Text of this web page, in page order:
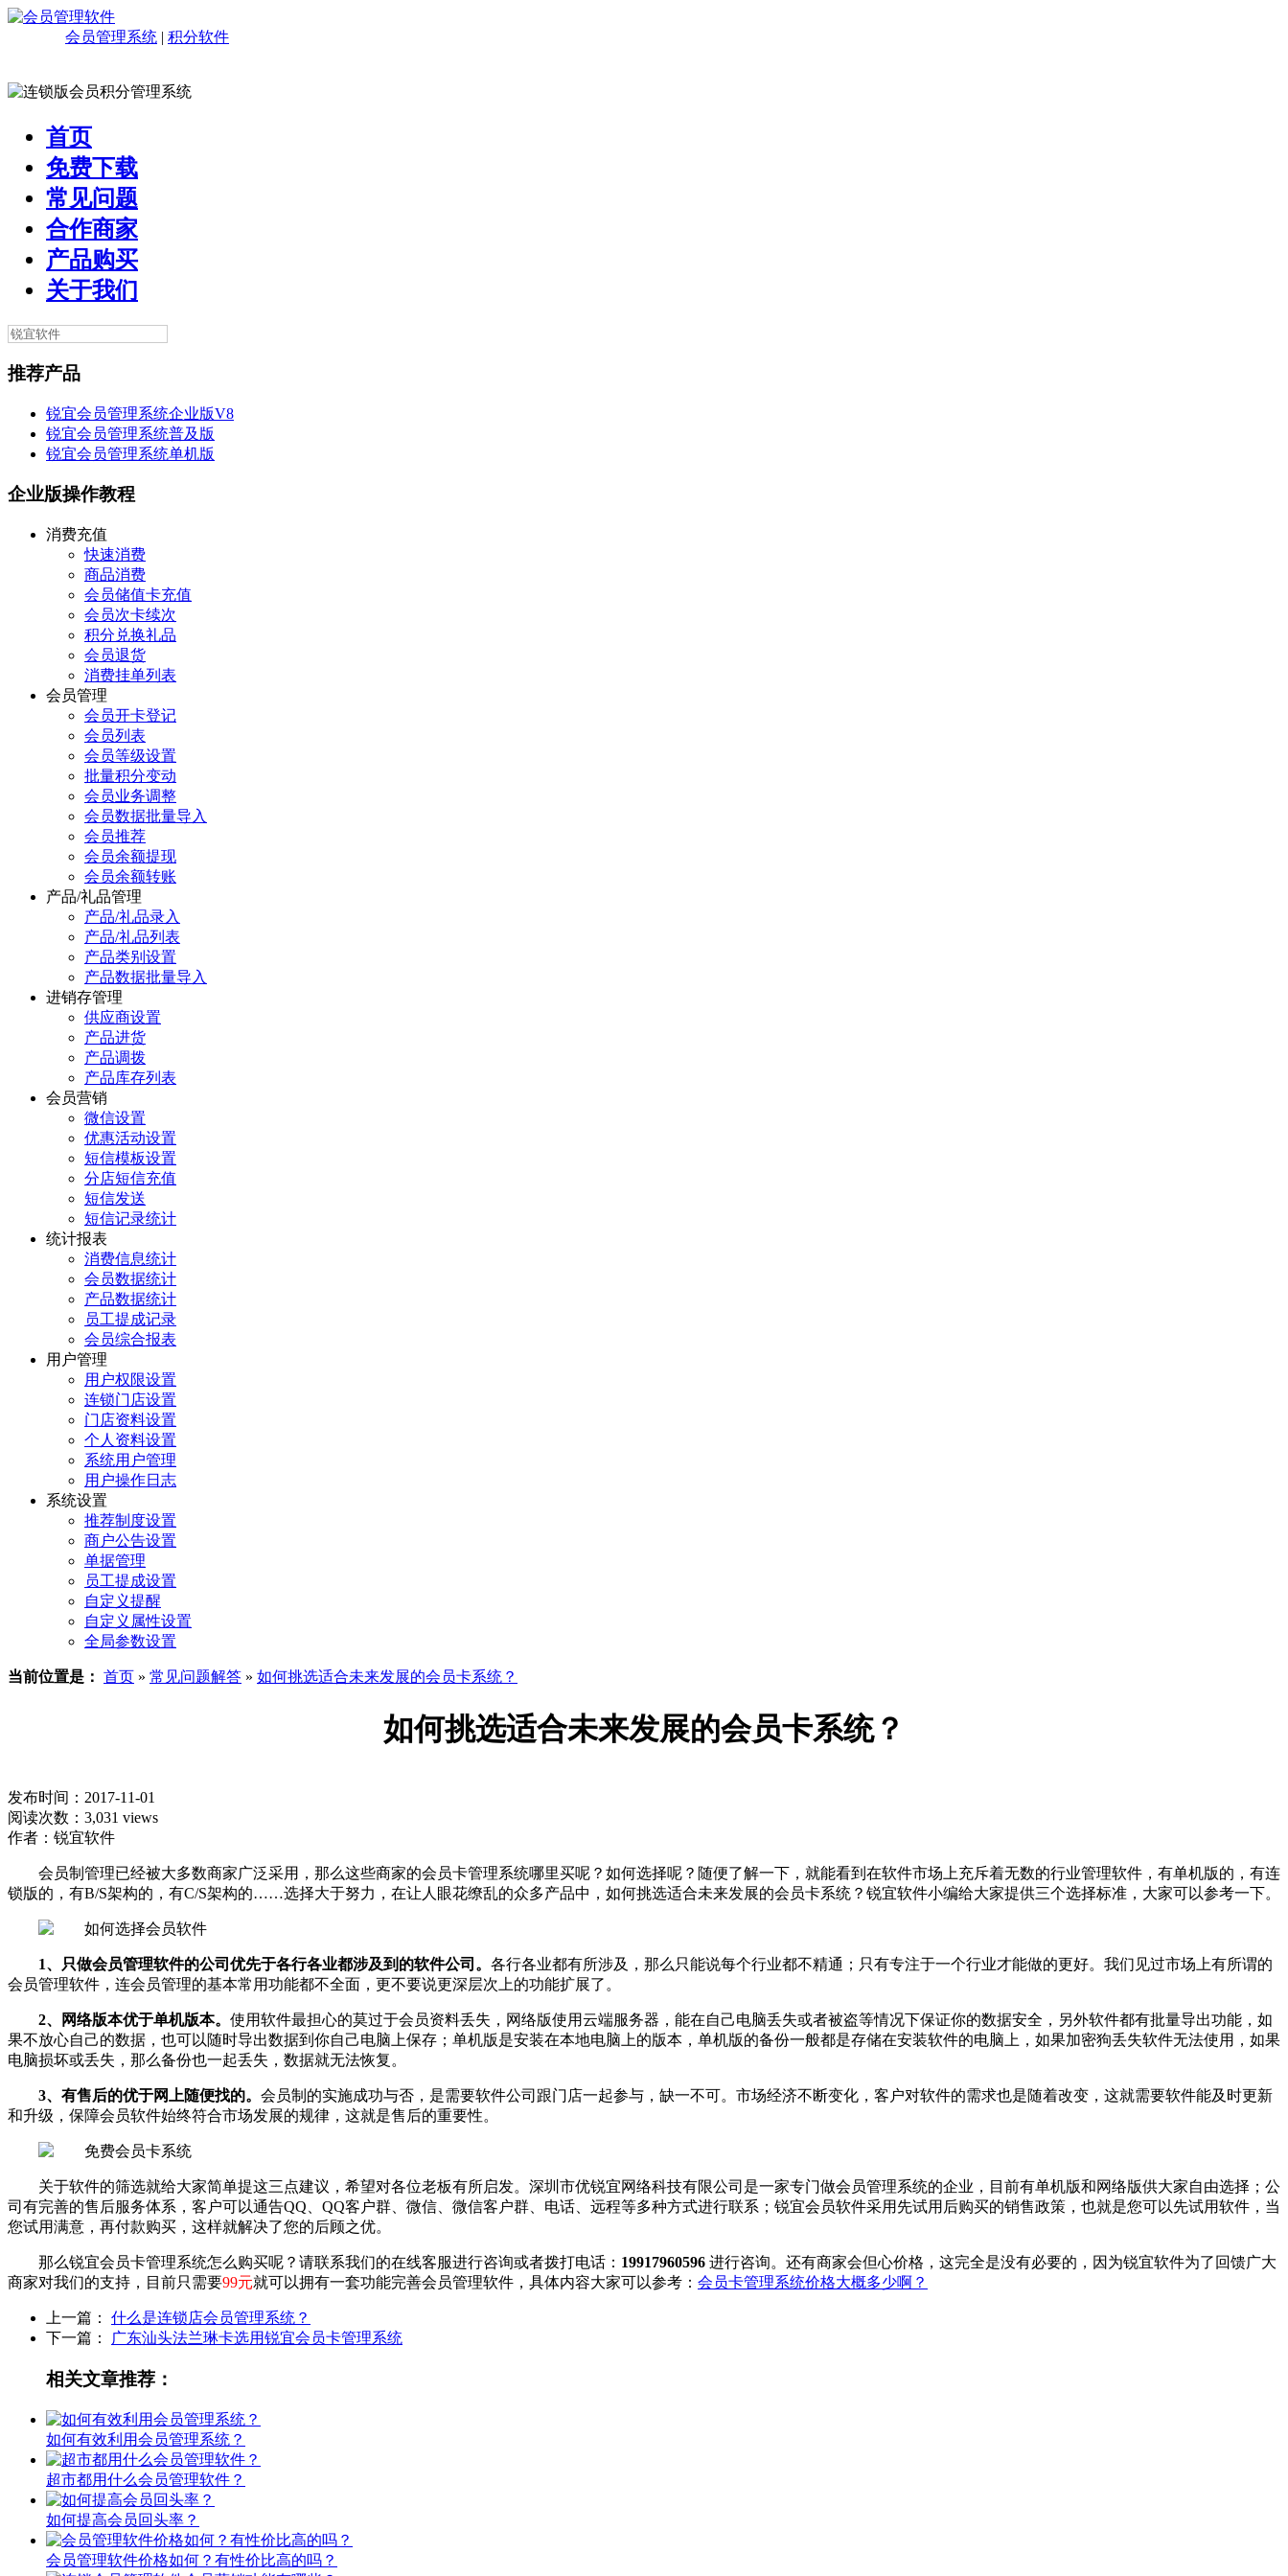
会员管理系统 | 积分软件
首页
免费下载
常见问题
合作商家
产品购买
关于我们
推荐产品
锐宜会员管理系统企业版V8
锐宜会员管理系统普及版
锐宜会员管理系统单机版
企业版操作教程
消费充值
快速消费
商品消费
会员储值卡充值
会员次卡续次
积分兑换礼品
会员退货
消费挂单列表
会员管理
会员开卡登记
会员列表
会员等级设置
批量积分变动
会员业务调整
会员数据批量导入
会员推荐
会员余额提现
会员余额转账
产品/礼品管理
产品/礼品录入
产品/礼品列表
产品类别设置
产品数据批量导入
进销存管理
供应商设置
产品进货
产品调拨
产品库存列表
会员营销
微信设置
优惠活动设置
短信模板设置
分店短信充值
短信发送
短信记录统计
统计报表
消费信息统计
会员数据统计
产品数据统计
员工提成记录
会员综合报表
用户管理
用户权限设置
连锁门店设置
门店资料设置
个人资料设置
系统用户管理
用户操作日志
系统设置
推荐制度设置
商户公告设置
单据管理
员工提成设置
自定义提醒
自定义属性设置
全局参数设置
当前位置是： 首页 » 常见问题解答 » 如何挑选适合未来发展的会员卡系统？
如何挑选适合未来发展的会员卡系统？
发布时间：2017-11-01
阅读次数：3,031 views
作者：锐宜软件
会员制管理已经被大多数商家广泛采用，那么这些商家的会员卡管理系统哪里买呢？如何选择呢？随便了解一下，就能看到在软件市场上充斥着无数的行业管理软件，有单机版的，有连
锁版的，有B/S架构的，有C/S架构的……选择大于努力，在让人眼花缭乱的众多产品中，如何挑选适合未来发展的会员卡系统？锐宜软件小编给大家提供三个选择标准，大家可以参考一下。
1、只做会员管理软件的公司优先于各行各业都涉及到的软件公司。 各行各业都有所涉及，那么只能说每个行业都不精通；只有专注于一个行业才能做的更好。我们见过市场上有所谓的
会员管理软件，连会员管理的基本常用功能都不全面，更不要说更深层次上的功能扩展了。
2、网络版本优于单机版本。 使用软件最担心的莫过于会员资料丢失，网络版使用云端服务器，能在自己电脑丢失或者被盗等情况下保证你的数据安全，另外软件都有批量导出功能，如
果不放心自己的数据，也可以随时导出数据到你自己电脑上保存；单机版是安装在本地电脑上的版本，单机版的备份一般都是存储在安装软件的电脑上，如果加密狗丢失软件无法使用，如果
电脑损坏或丢失，那么备份也一起丢失，数据就无法恢复。
3、有售后的优于网上随便找的。 会员制的实施成功与否，是需要软件公司跟门店一起参与，缺一不可。市场经济不断变化，客户对软件的需求也是随着改变，这就需要软件能及时更新
和升级，保障会员软件始终符合市场发展的规律，这就是售后的重要性。
关于软件的筛选就给大家简单提这三点建议，希望对各位老板有所启发。深圳市优锐宜网络科技有限公司是一家专门做会员管理系统的企业，目前有单机版和网络版供大家自由选择；公
司有完善的售后服务体系，客户可以通告QQ、QQ客户群、微信、微信客户群、电话、远程等多种方式进行联系；锐宜会员软件采用先试用后购买的销售政策，也就是您可以先试用软件，当
您试用满意，再付款购买，这样就解决了您的后顾之优。
那么锐宜会员卡管理系统怎么购买呢？请联系我们的在线客服进行咨询或者拨打电话： 19917960596 进行咨询。还有商家会但心价格，这完全是没有必要的，因为锐宜软件为了回馈广大
商家对我们的支持，目前只需要99元就可以拥有一套功能完善会员管理软件，具体内容大家可以参考： 会员卡管理系统价格大概多少啊？
上一篇： 什么是连锁店会员管理系统？
下一篇：
广东汕头法兰琳卡选用锐宜会员卡管理系统
相关文章推荐：
如何有效利用会员管理系统？
超市都用什么会员管理软件？
如何提高会员回头率？
会员管理软件价格如何？有性价比高的吗？